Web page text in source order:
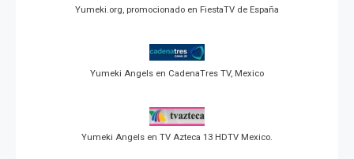
Yumeki.org, promocionado en FiestaTV de España
Yumeki Angels en CadenaTres TV, Mexico
Yumeki Angels en TV Azteca 13 HDTV Mexico.